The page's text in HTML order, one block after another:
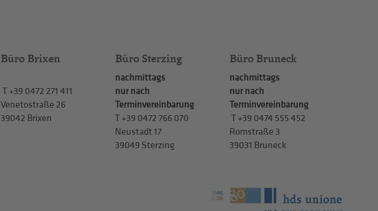
Büro Brixen
T +39 0472 271 411
Venetostraße 26
39042 Brixen
Büro Sterzing
nachmittags
nur nach
Terminvereinbarung
T +39 0472 766 070
Neustadt 17
39049 Sterzing
Büro Bruneck
nachmittags
nur nach
Terminvereinbarung
T +39 0474 555 452
Romstraße 3
39031 Bruneck